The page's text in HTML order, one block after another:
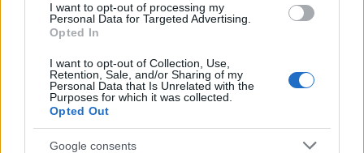
I want to opt-out of processing my
Personal Data for Targeted Advertising.
Opted In
I want to opt-out of Collection, Use,
Retention, Sale, and/or Sharing of my
Personal Data that Is Unrelated with the
Purposes for which it was collected.
Opted Out
Google consents